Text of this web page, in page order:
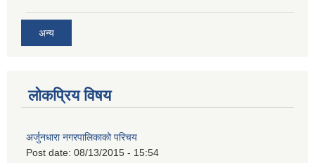
अन्य
लोकप्रिय विषय
अर्जुनधारा नगरपालिकाको परिचय
Post date: 08/13/2015 - 15:54